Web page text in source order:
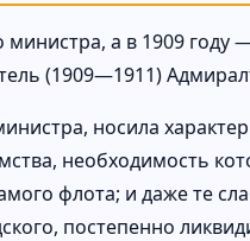
а в 1909
(1909—1911)
носила
необходимость
флота; и даже те
постепенно